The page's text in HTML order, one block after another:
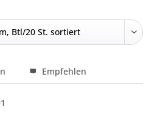
Empfehlen